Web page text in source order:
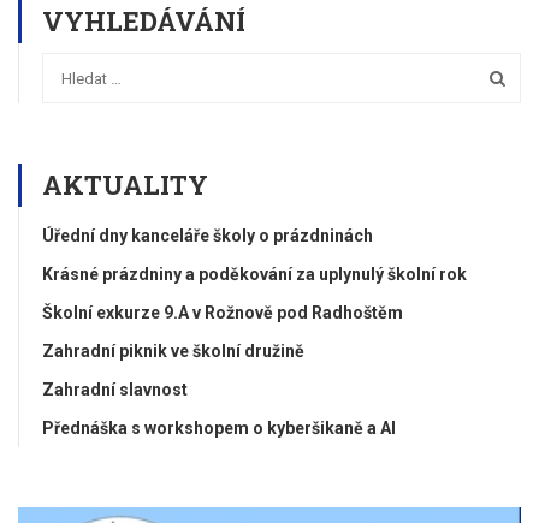
VYHLEDÁVÁNÍ
AKTUALITY
Úřední dny kanceláře školy o prázdninách
Krásné prázdniny a poděkování za uplynulý školní rok
Školní exkurze 9.A v Rožnově pod Radhoštěm
Zahradní piknik ve školní družině
Zahradní slavnost
Přednáška s workshopem o kyberšikaně a AI